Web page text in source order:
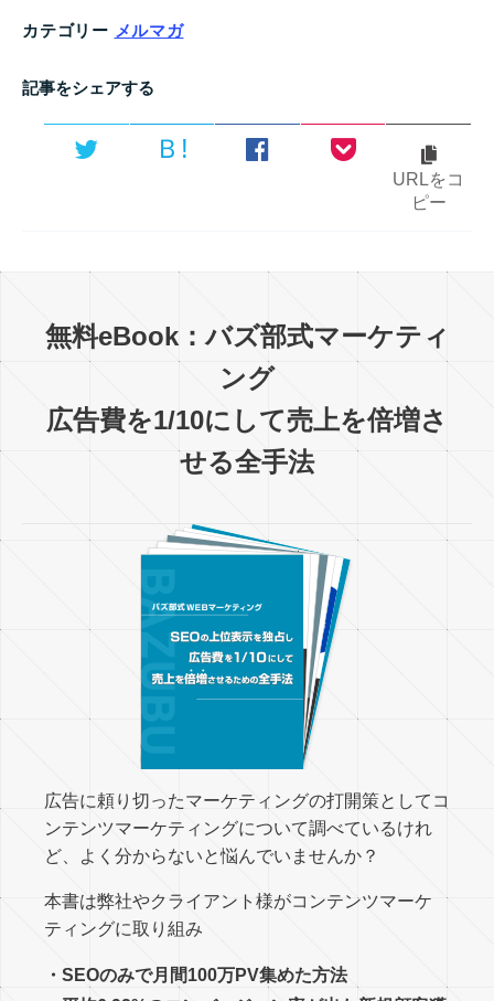
カテゴリー メルマガ
記事をシェアする
Ｂ!
URLをコ
ピー
無料eBook：バズ部式マーケティ
ング
広告費を1/10にして売上を倍増さ
せる全手法
広告に頼り切ったマーケティングの打開策としてコ
ンテンツマーケティングについて調べているけれ
ど、よく分からないと悩んでいませんか？
本書は弊社やクライアント様がコンテンツマーケ
ティングに取り組み
・SEOのみで月間100万PV集めた方法